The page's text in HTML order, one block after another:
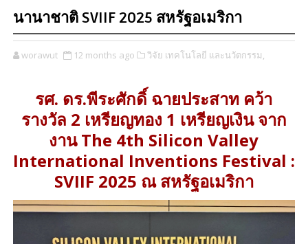
นานาชาติ SVIIF 2025 สหรัฐอเมริกา
worawut 12 months ago วิจัย เทคโนโลยี และนวัตกรรม,
รศ. ดร.พีระศักดิ์ ฉายประสาท คว้า
รางวัล 2 เหรียญทอง 1 เหรียญเงิน จาก
งาน The 4th Silicon Valley
International Inventions Festival :
SVIIF 2025 ณ สหรัฐอเมริกา